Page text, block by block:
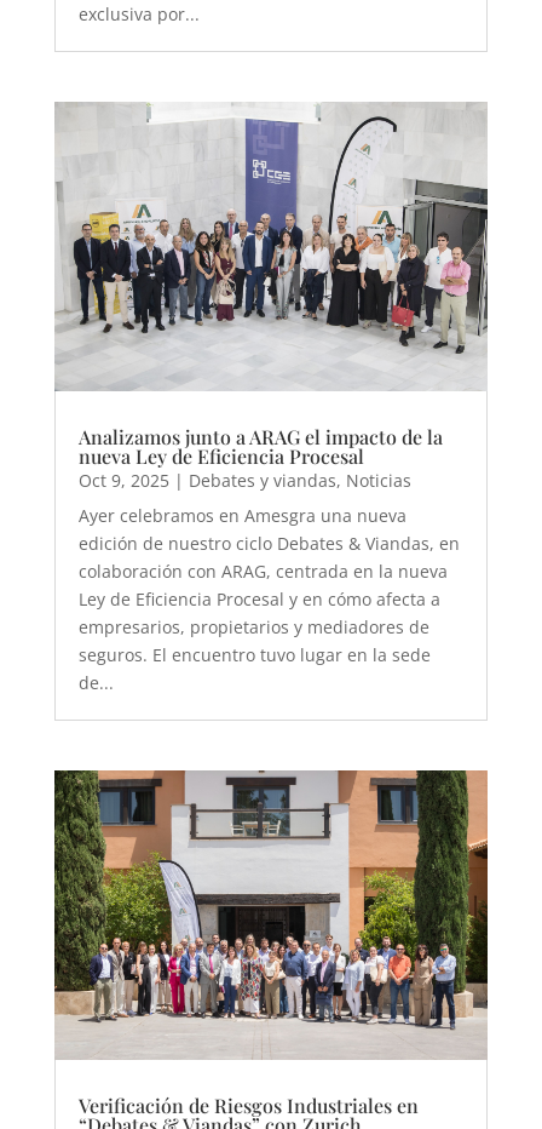
exclusiva por...
Analizamos junto a ARAG el impacto de la
nueva Ley de Eficiencia Procesal
Oct 9, 2025| Debates y viandas, Noticias
Ayer celebramos en Amesgra una nueva
edición de nuestro ciclo Debates & Viandas, en
colaboración con ARAG, centrada en la nueva
Ley de Eficiencia Procesal y en cómo afecta a
empresarios, propietarios y mediadores de
seguros. El encuentro tuvo lugar en la sede
de...
Verificación de Riesgos Industriales en